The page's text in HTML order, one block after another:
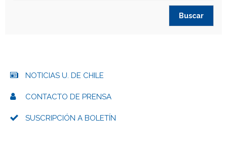
NOTICIAS U. DE CHILE
CONTACTO DE PRENSA
SUSCRIPCIÓN A BOLETÍN